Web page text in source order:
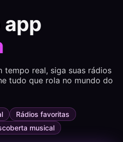
app
tempo real, siga suas rádios
tudo que rola no mundo do
Rádios favoritas
musical